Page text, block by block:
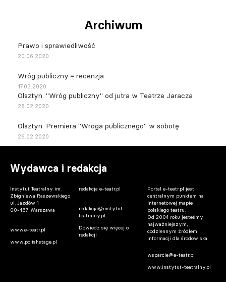
Archiwum
Prawo i sprawiedliwość
20.06.2020
Wróg publiczny = recenzja
17.03.2020
Olsztyn. "Wróg publiczny" od jutra w Teatrze Jaracza
28.02.2020
Olsztyn. Premiera "Wroga publicznego" w sobotę
26.02.2020
Wydawca i redakcja
Instytut Teatralny im.
Zbigniewa Raszewskiego
ul. Jazdów 1
00-467 Warszawa
www.e-teatr.pl
www.polishstage.pl
redakcja e-teatr.pl
redakcja@instytut-
teatralny.pl
Dowiedz się więcej o
redakcji
Portal e-teatr.pl jest
centralnym punktem na
internetowej mapie
polskiego teatru.
Od 2004 roku jesteśmy
najważniejszym,
codziennym źródłem
informacji dla środowiska.
wsparcie@e-teatr.pl
www.instytut-teatralny.pl